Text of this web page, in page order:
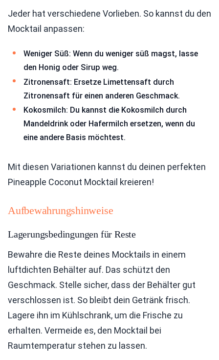
Jeder hat verschiedene Vorlieben. So kannst du den
Mocktail anpassen:
Weniger Süß: Wenn du weniger süß magst, lasse
den Honig oder Sirup weg.
Zitronensaft: Ersetze Limettensaft durch
Zitronensaft für einen anderen Geschmack.
Kokosmilch: Du kannst die Kokosmilch durch
Mandeldrink oder Hafermilch ersetzen, wenn du
eine andere Basis möchtest.
Mit diesen Variationen kannst du deinen perfekten
Pineapple Coconut Mocktail kreieren!
Aufbewahrungshinweise
Lagerungsbedingungen für Reste
Bewahre die Reste deines Mocktails in einem
luftdichten Behälter auf. Das schützt den
Geschmack. Stelle sicher, dass der Behälter gut
verschlossen ist. So bleibt dein Getränk frisch.
Lagere ihn im Kühlschrank, um die Frische zu
erhalten. Vermeide es, den Mocktail bei
Raumtemperatur stehen zu lassen.